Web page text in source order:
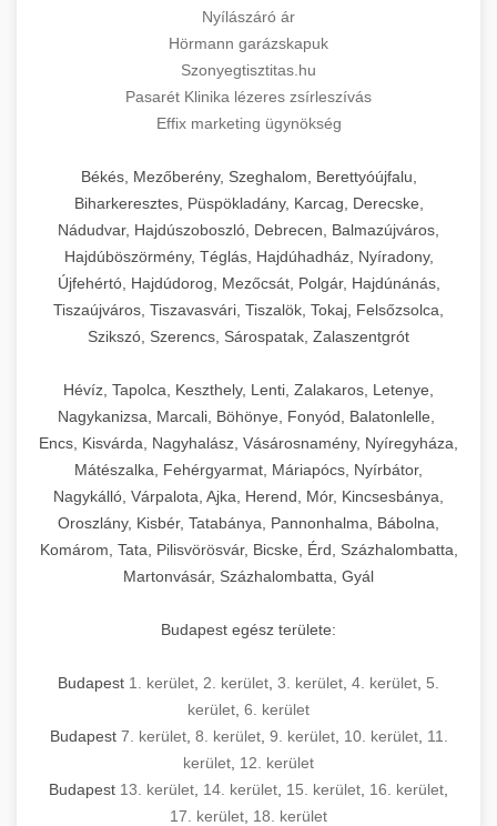
Nyílászáró ár
Hörmann garázskapuk
Szonyegtisztitas.hu
Pasarét Klinika lézeres zsírleszívás
Effix marketing ügynökség
Békés, Mezőberény, Szeghalom, Berettyóújfalu,
Biharkeresztes, Püspökladány, Karcag, Derecske,
Nádudvar, Hajdúszoboszló, Debrecen, Balmazújváros,
Hajdúböszörmény, Téglás, Hajdúhadház, Nyíradony,
Újfehértó, Hajdúdorog, Mezőcsát, Polgár, Hajdúnánás,
Tiszaújváros, Tiszavasvári, Tiszalök, Tokaj, Felsőzsolca,
Szikszó, Szerencs, Sárospatak, Zalaszentgrót
Hévíz, Tapolca, Keszthely, Lenti, Zalakaros, Letenye,
Nagykanizsa, Marcali, Böhönye, Fonyód, Balatonlelle,
Encs, Kisvárda, Nagyhalász, Vásárosnamény, Nyíregyháza,
Mátészalka, Fehérgyarmat, Máriapócs, Nyírbátor,
Nagykálló, Várpalota, Ajka, Herend, Mór, Kincsesbánya,
Oroszlány, Kisbér, Tatabánya, Pannonhalma, Bábolna,
Komárom, Tata, Pilisvörösvár, Bicske, Érd, Százhalombatta,
Martonvásár, Százhalombatta, Gyál
Budapest egész területe:
Budapest 1. kerület 2. kerület 3. kerület 4. kerület 5.
kerület 6. kerület
Budapest 7. kerület, 8. kerület, 9. kerület, 10. kerület, 11.
kerület 12. kerület
Budapest 13. kerület 14. kerület 15. kerület 16. kerület
17. kerület 18. kerület